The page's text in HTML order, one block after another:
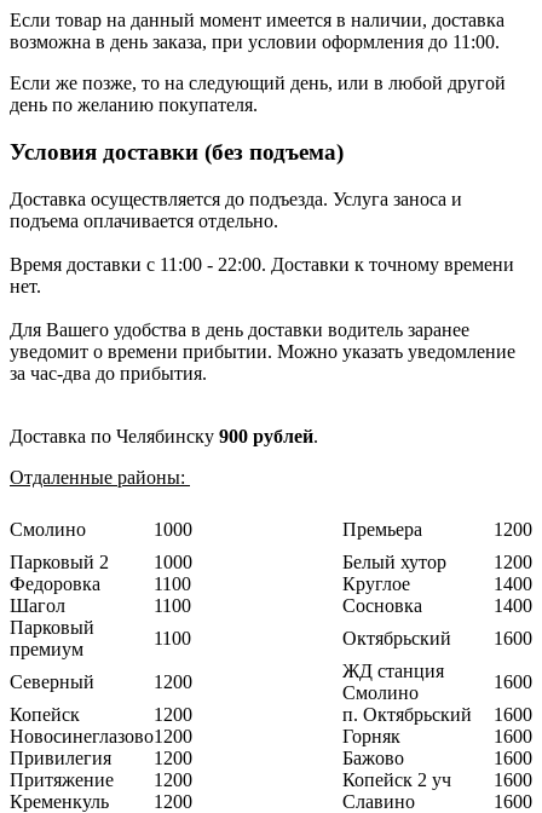
Если товар на данный момент имеется в наличии, доставка
возможна в день заказа, при условии оформления до 11:00.
Если же позже, то на следующий день, или в любой другой
день по желанию покупателя.
Условия доставки (без подъема)
Доставка осуществляется до подъезда. Услуга заноса и
подъема оплачивается отдельно.
Время доставки с 11:00 - 22:00. Доставки к точному времени
нет.
Для Вашего удобства в день доставки водитель заранее
уведомит о времени прибытии. Можно указать уведомление
за час-два до прибытия.
Доставка по Челябинску 900 рублей.
Отдаленные районы:
Смолино 1000 Премьера
1200
Парковый 2
1000 Белый хутор
1200
Федоровка
1100 Круглое
1400
Шагол
1100 Сосновка
1400
Парковый
премиум
1100 Октябрьский 1600
Северный 1200
ЖД станция
Смолино
1600
Копейск
1200 п. Октябрьский
1600
Новосинеглазово1200 Горняк
1600
Привилегия
1200 Бажово
1600
Притяжение
1200 Копейск 2 уч
1600
Кременкуль
1200 Славино
1600